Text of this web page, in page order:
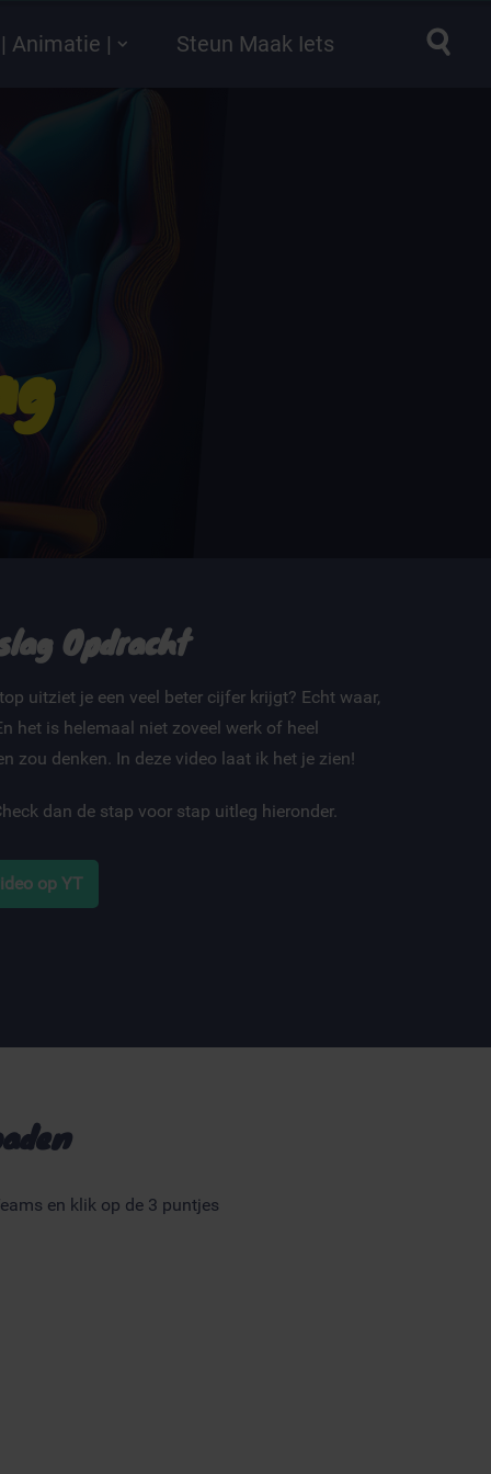
Animatie | Steun Maak Iets
Opdracht
uitziet je een veel beter cijfer krijgt? Echt waar,
het is helemaal niet zoveel werk of heel
zou denken. In deze video laat ik het je zien!
dan de stap voor stap uitleg hieronder.
op YT
en klik op de 3 puntjes